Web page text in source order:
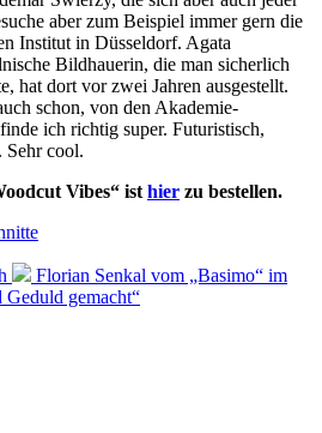
aber zum Beispiel immer gern die
Institut in Düsseldorf. Agata
Bildhauerin, die man sicherlich
hat dort vor zwei Jahren ausgestellt.
schon, von den Akademie-
ich richtig super. Futuristisch,
Sehr cool.
Vibes“ ist hier zu bestellen.
Florian Senkal vom „Basimo“ im
gemacht“